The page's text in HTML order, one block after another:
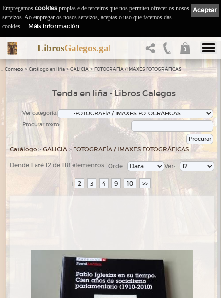
LibrosGalegos.gal 0
:: Comezo > Catálogo en liña > GALICIA> FOTOGRAFÍA / IMAXES FOTOGRÁFICAS
Tenda en liña - Libros Galegos
Ver categoría:
Procurar texto:
Catálogo >GALICIA > FOTOGRAFÍA / IMAXES FOTOGRÁFICAS
Dende 1 até 12 de 118 elementos Ver:
Orde
1 2 3 4 9 10 >>
Aceptar
Empregamos cookies propias e de terceiros que nos permiten ofrecer os nosos
servizos. Ao empregar os nosos servizos, aceptas o uso que facemos das
cookies.
Máis información